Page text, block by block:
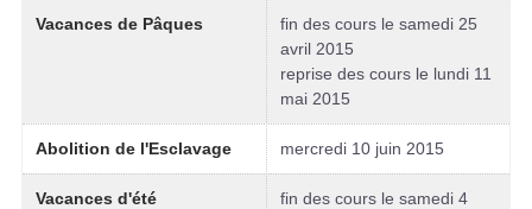
Vacances de Pâques
fin des cours le samedi 25
avril 2015
reprise des cours le lundi 11
mai 2015
Abolition de l'Esclavage mercredi 10 juin 2015
Vacances d'été
fin des cours le samedi 4